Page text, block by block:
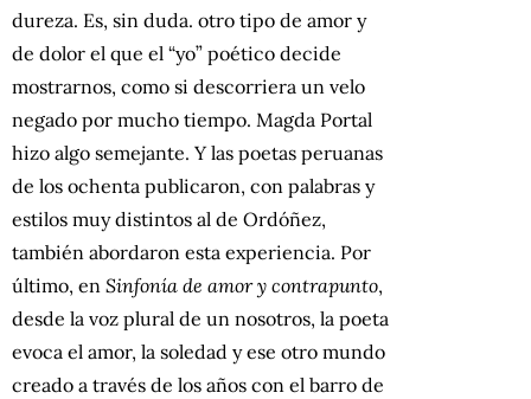
dureza. Es, sin duda. otro tipo de amor y
de dolor el que el “yo” poético decide
mostrarnos, como si descorriera un velo
negado por mucho tiempo. Magda Portal
hizo algo semejante. Y las poetas peruanas
de los ochenta publicaron, con palabras y
estilos muy distintos al de Ordóñez,
también abordaron esta experiencia. Por
último, en Sinfonía de amor y contrapunto,
desde la voz plural de un nosotros, la poeta
evoca el amor, la soledad y ese otro mundo
creado a través de los años con el barro de